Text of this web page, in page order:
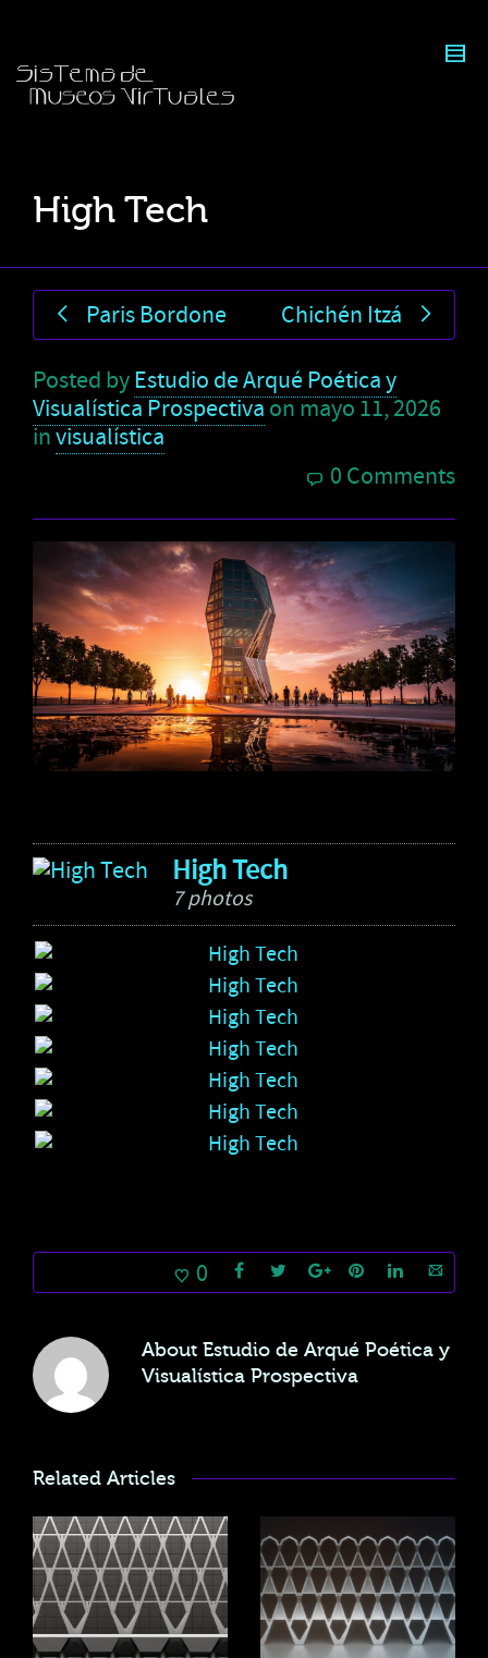
High Tech
Paris Bordone Chichén Itzá
Posted by Estudio de Arqué Poética y
Visualística Prospectiva on mayo 11, 2026
invisualística
0 Comments
High Tech
7 photos
0
About Estudio de Arqué Poética y
Visualística Prospectiva
Related Articles